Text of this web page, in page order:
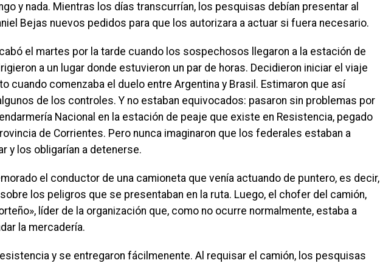
y nada. Mientras los días transcurrían, los pesquisas debían presentar al
Bejas nuevos pedidos para que los autorizara a actuar si fuera necesario.
el martes por la tarde cuando los sospechosos llegaron a la estación de
a un lugar donde estuvieron un par de horas. Decidieron iniciar el viaje
cuando comenzaba el duelo entre Argentina y Brasil. Estimaron que así
de los controles. Y no estaban equivocados: pasaron sin problemas por
Nacional en la estación de peaje que existe en Resistencia, pegado
de Corrientes. Pero nunca imaginaron que los federales estaban a
y los obligarían a detenerse.
el conductor de una camioneta que venía actuando de puntero, es decir,
los peligros que se presentaban en la ruta. Luego, el chofer del camión,
líder de la organización que, como no ocurre normalmente, estaba a
la mercadería.
y se entregaron fácilmenente. Al requisar el camión, los pesquisas